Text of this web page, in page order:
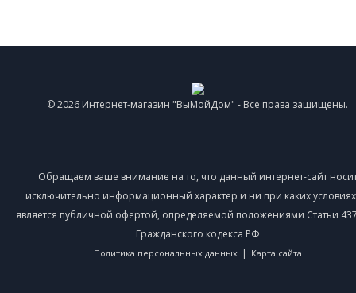
© 2026 Интернет-магазин "ВыМойДом" - Все права защищены.
Обращаем ваше внимание на то, что данный интернет-сайт
исключительно информационный характер и ни при каких
является публичной офертой, определяемой положениями Статьи
Гражданского кодекса РФ
Политика персональных данных | Карта сайта